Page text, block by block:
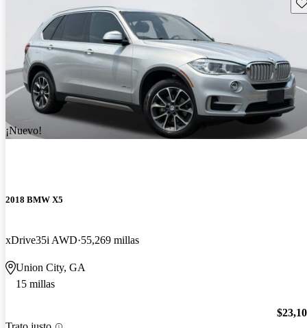
¡Nuevo!
2018 BMW X5
xDrive35i AWD 55,269 millas
Union City, GA
15 millas